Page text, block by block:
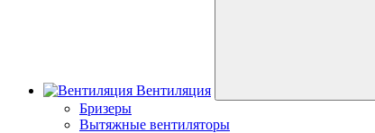
Вентиляция
Бризеры
Вытяжные вентиляторы